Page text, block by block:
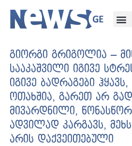
გიორგი გრიგოლია –
სააკაშვილი იგივე
იგივე ბადრაგები ჰყავს,
ოთახშია, გარეთ არ
მივარდნილი,
ადვილად კარგავს,
არის დაქვეითებული